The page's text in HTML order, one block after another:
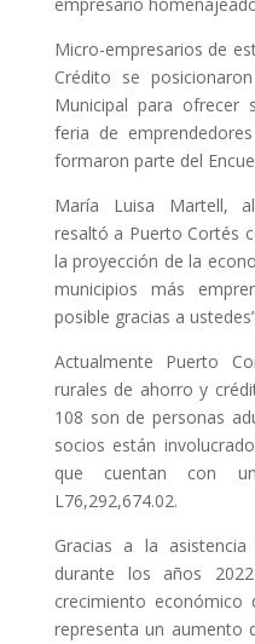
Micro-empresarios de
Crédito se
Municipal para ofrecer
feria de
formaron parte del
María Luisa Martell,
resaltó a Puerto Cortés
la proyección de la
municipios más
posible gracias a
Actualmente Puerto
rurales de ahorro y
108 son de personas
socios están
que cuentan con
L76,292,674.02.
Gracias a la
durante los años
crecimiento económico
representa un aumento